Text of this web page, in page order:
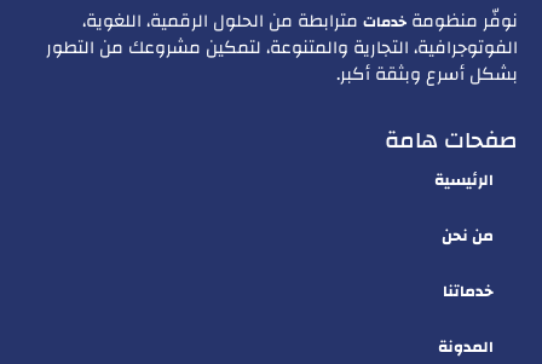
نوفّر منظومةخدماتمترابطة من الحلول الرقمية، اللغوية،
الفوتوجرافية، التجارية والمتنوعة، لتمكين مشروعك من التطور
بشكل أسرع وبثقة أكبر.
صفحات هامة
الرئيسية
من نحن
خدماتنا
المدونة